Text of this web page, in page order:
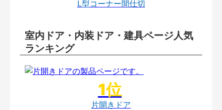
L型コーナー間仕切
室内ドア・内装ドア・建具ページ人気
ランキング
片開きドア